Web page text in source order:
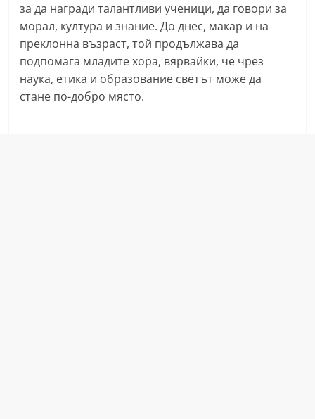
k
a
z
a
n
за да награди талантливи ученици, да говори за
морал, култура и знание. До днес, макар и на
преклонна възраст, той продължава да
подпомага младите хора, вярвайки, че чрез
наука, етика и образование светът може да
стане по-добро място.